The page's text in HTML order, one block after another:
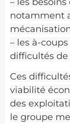
notamment
– les à-
difficultés
Ces
viabilité
des
le groupe